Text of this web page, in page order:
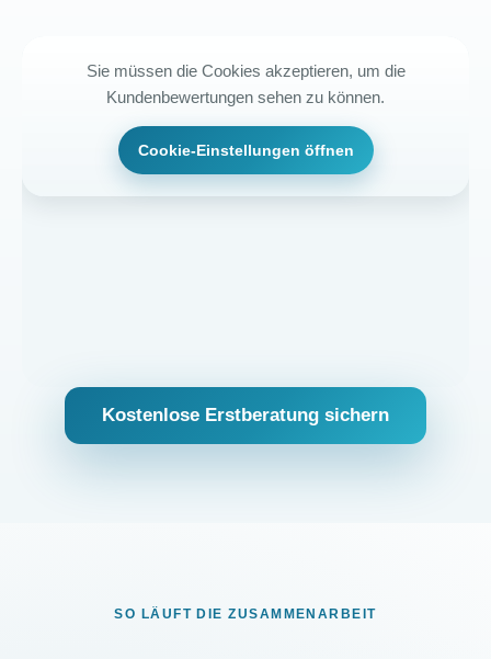
Sie müssen die Cookies akzeptieren, um die
Kundenbewertungen sehen zu können.
Cookie-Einstellungen öffnen
Kostenlose Erstberatung sichern
SO LÄUFT DIE ZUSAMMENARBEIT